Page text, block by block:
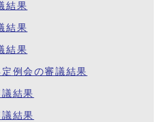
結果
結果
結果
例会の審議結果
結果
結果